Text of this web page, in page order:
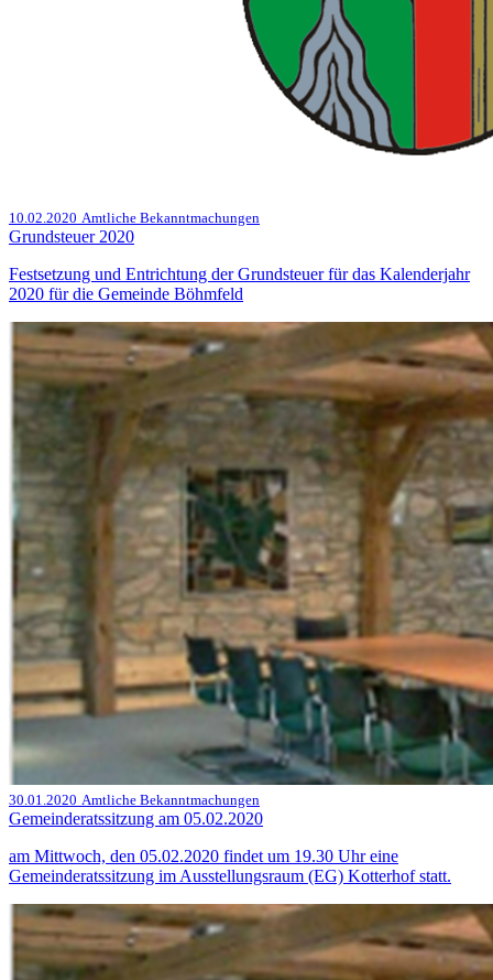
10.02.2020 Amtliche Bekanntmachungen
Grundsteuer 2020
Festsetzung und Entrichtung der Grundsteuer für das Kalenderjahr
2020 für die Gemeinde Böhmfeld
30.01.2020 Amtliche Bekanntmachungen
Gemeinderatssitzung am 05.02.2020
am Mittwoch, den 05.02.2020 findet um 19.30 Uhr eine
Gemeinderatssitzung im Ausstellungsraum (EG) Kotterhof statt.